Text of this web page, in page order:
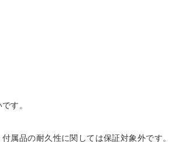
す。
属品の耐久性に関しては保証対象外です。